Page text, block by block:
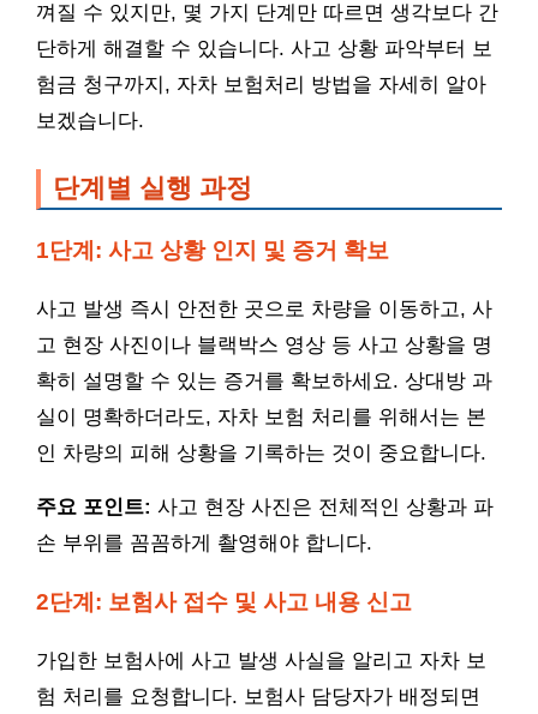
껴질 수 있지만, 몇 가지 단계만 따르면 생각보다 간
단하게 해결할 수 있습니다. 사고 상황 파악부터 보
험금 청구까지, 자차 보험처리 방법을 자세히 알아
보겠습니다.
단계별 실행 과정
1단계: 사고 상황 인지 및 증거 확보
사고 발생 즉시 안전한 곳으로 차량을 이동하고, 사
고 현장 사진이나 블랙박스 영상 등 사고 상황을 명
확히 설명할 수 있는 증거를 확보하세요. 상대방 과
실이 명확하더라도, 자차 보험 처리를 위해서는 본
인 차량의 피해 상황을 기록하는 것이 중요합니다.
주요 포인트: 사고 현장 사진은 전체적인 상황과 파
손 부위를 꼼꼼하게 촬영해야 합니다.
2단계: 보험사 접수 및 사고 내용 신고
가입한 보험사에 사고 발생 사실을 알리고 자차 보
험 처리를 요청합니다. 보험사 담당자가 배정되면